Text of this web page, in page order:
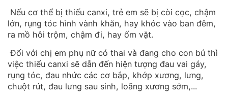
Nếu cơ thể bị thiếu canxi, trẻ em sẽ bị còi cọc, chậm
lớn, rụng tóc hình vành khăn, hay khóc vào ban đêm,
ra mồ hôi trộm, chậm đi, hay ốm vặt.
Đối với chị em phụ nữ có thai và đang cho con bú thì
việc thiếu canxi sẽ dẫn đến hiện tượng đau vai gáy,
rụng tóc, đau nhức các cơ bắp, khớp xương, lưng,
chuột rút, đau lưng sau sinh, loãng xương sớm,...